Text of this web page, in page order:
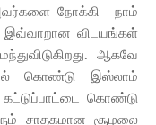
நோக்கி நாம்
விடயங்கள்
ஆகவே
கொண்டு இஸ்லாம்
கட்டுப்பாட்டை கொண்டு
சாதகமான சூழலை